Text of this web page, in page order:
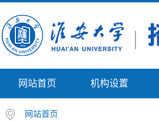
网站首页 机构设置
网站首页